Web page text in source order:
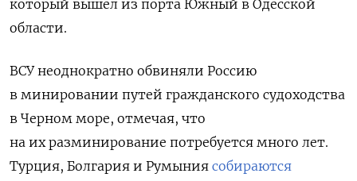
который вышел из порта Южный в Одесской
области.
ВСУ неоднократно обвиняли Россию
в минировании путей гражданского судоходства
в Черном море, отмечая, что
на их разминирование потребуется много лет.
Турция, Болгария и Румыния собираются